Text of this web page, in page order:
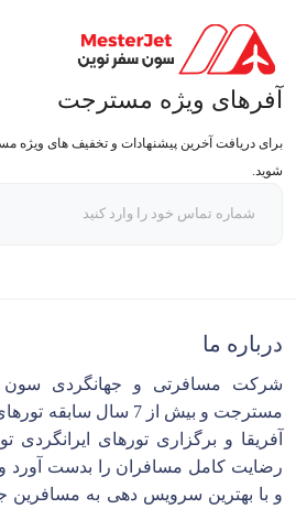
آفرهای ویژه مسترجت
برای دریافت آخرین پیشنهادات و تخفیف های ویژه
شوید.
درباره ما
شرکت مسافرتی و جهانگردی سون
مسترجت و بیش از 7 سال
آفریقا و برگزاری تورهای ایرانگردی
رضایت کامل مسافران را بدست آورد
و با بهترین سرویس دهی به مسافرین